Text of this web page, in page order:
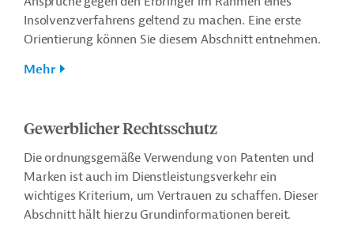
Insolvenzverfahrens geltend zu machen. Eine erste
Orientierung können Sie diesem Abschnitt entnehmen.
Mehr
Gewerblicher Rechtsschutz
Die ordnungsgemäße Verwendung von Patenten und
Marken ist auch im Dienstleistungsverkehr ein
wichtiges Kriterium, um Vertrauen zu schaffen. Dieser
Abschnitt hält hierzu Grundinformationen bereit.